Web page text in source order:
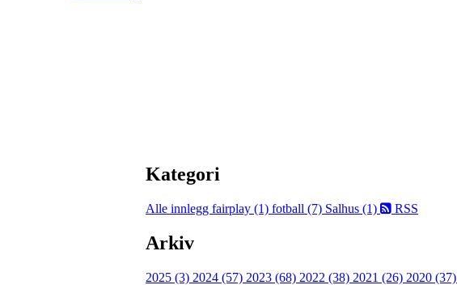
Kategori
Alle innlegg fairplay (1) fotball (7) Salhus (1) RSS
Arkiv
2025 (3) 2024 (57) 2023 (68) 2022 (38) 2021 (26) 2020 (37)